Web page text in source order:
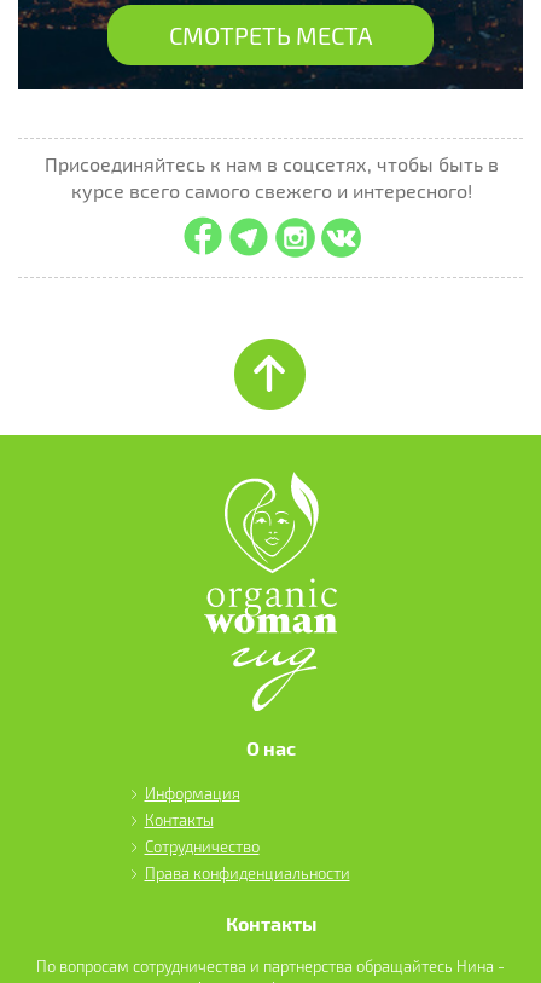
СМОТРЕТЬ МЕСТА
Присоединяйтесь к нам в соцсетях, чтобы быть в
курсе всего самого свежего и интересного!
О нас
Информация
Контакты
Сотрудничество
Права конфиденциальности
Контакты
По вопросам сотрудничества и партнерства обращайтесь Нина -